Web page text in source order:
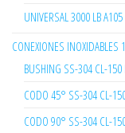
UNIVERSAL 3000 LB A105
CONEXIONES INOXIDABLES
BUSHING SS-304 CL-150
CODO 45° SS-304 CL-
CODO 90° SS-304 CL-